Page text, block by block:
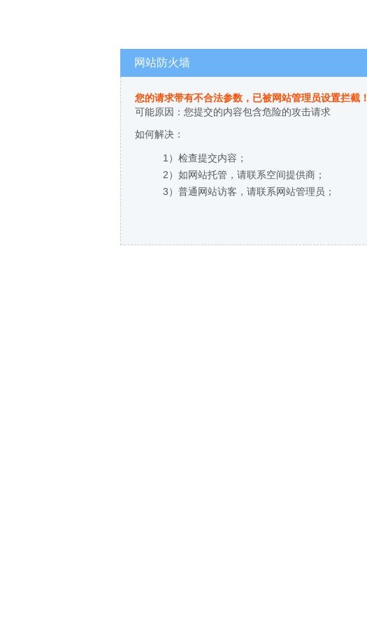
网站防火墙
您的请求带有不合法参数，已被网站管理员设置拦截！
可能原因：您提交的内容包含危险的攻击请求
如何解决：
1）检查提交内容；
2）如网站托管，请联系空间提供商；
3）普通网站访客，请联系网站管理员；